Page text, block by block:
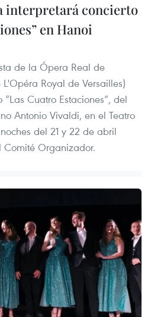
interpretará concierto
en Hanoi
de la Ópera Real de
Royal de Versailles)
Cuatro Estaciones”, del
Antonio Vivaldi, en el Teatro
del 21 y 22 de abril
Organizador.